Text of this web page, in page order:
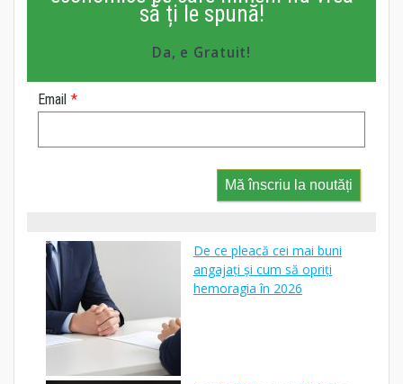
să ți le spună!
Da, e Gratuit!
Email *
Mă înscriu la noutăți
De ce pleacă cei mai buni
angajați și cum să opriți
hemoragia în 2026